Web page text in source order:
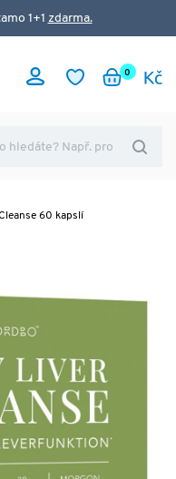
1+1 zdarma.
0
60 kapslí